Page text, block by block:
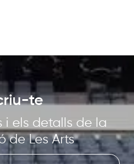
te
i els detalls de la
de Les Arts